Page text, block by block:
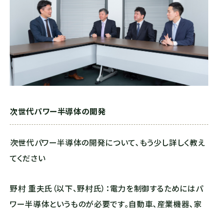
次世代パワー半導体の開発
――次世代パワー半導体の開発について、もう少し詳しく教え
てください
野村 重夫氏（以下、野村氏）：電力を制御するためにはパ
ワー半導体というものが必要です。自動車、産業機器、家